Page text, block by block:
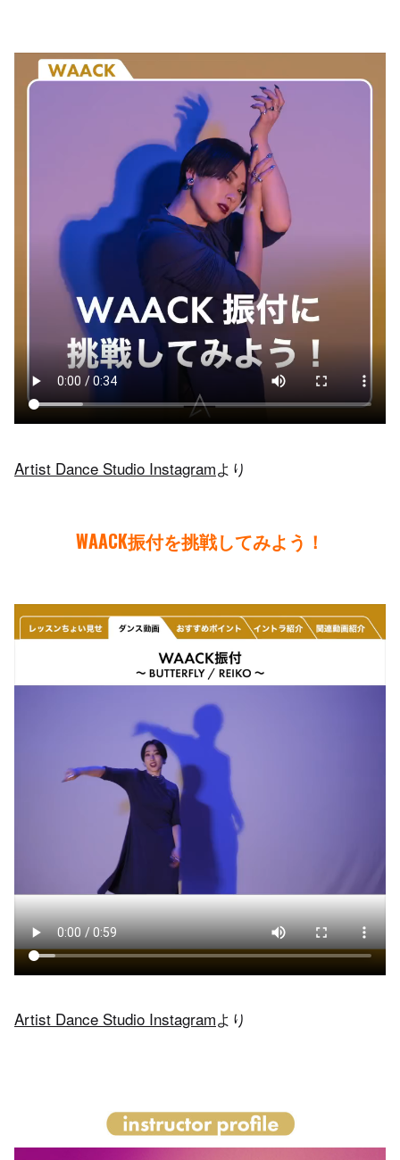
Artist Dance Studio Instagramより
WAACK振付を挑戦してみよう！
Artist Dance Studio Instagramより